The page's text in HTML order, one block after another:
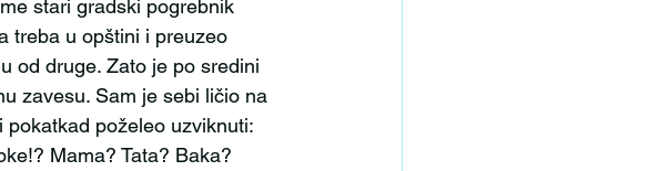
stari gradski pogrebnik
treba u opštini i preuzeo
od druge. Zato je po sredini
zavesu. Sam je sebi ličio na
poželeo uzviknuti:
Mama? Tata? Baka?